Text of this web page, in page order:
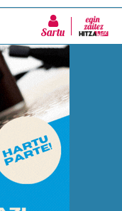
Sartu